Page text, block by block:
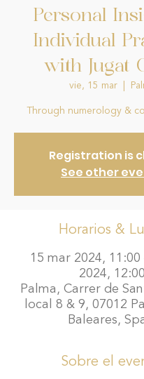
Personal
Individual
with Jugat
vie, 15 mar
  |
Through numerology &
Registration is
See other
Horarios &
15 mar 2024, 11:00
2024, 12:00
Palma, Carrer de
local 8 & 9, 07012
Baleares,
Sobre el